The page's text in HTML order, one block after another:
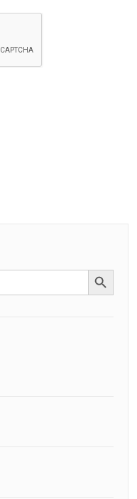
Search Button